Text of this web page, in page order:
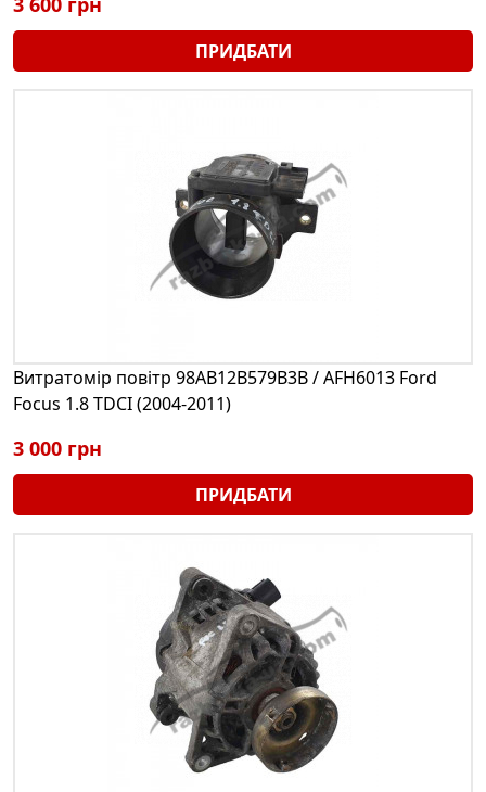
ПРИДБАТИ
Витратомір повітр 98AB12B579B3B / AFH6013 Ford
Focus 1.8 TDCI (2004-2011)
3 000 грн
ПРИДБАТИ